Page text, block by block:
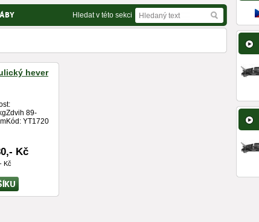
Hledat v této sekci
hever
89-
YT1720
Kč
Kč